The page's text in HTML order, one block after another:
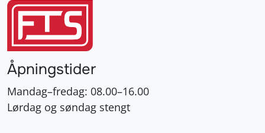
Åpningstider
Mandag–fredag: 08.00–16.00
Lørdag og søndag stengt